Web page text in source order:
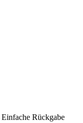
Einfache Rückgabe